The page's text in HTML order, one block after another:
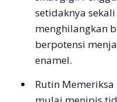
setidaknya
menghilangkan
berpotensi
enamel.
Rutin Memeriksa